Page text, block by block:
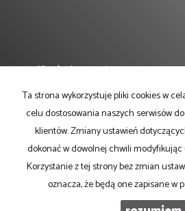
Mieszkaniana wynajem
Działki
na wynajem
Lokale na wynajem
Mieszkaniana sprzedaż
Domyna sprzedaż
Działkina sprzedaż
Lokalena sprzedaż
Strona główna
O firmie Oferty Kupno Sprzedaż
Ta strona wykorzystuje pliki cookies w
celu dostosowania naszych serwisów
klientów. Zmiany ustawień
dokonać w dowolnej chwili
Korzystanie z tej strony bez zmian
oznacza, że będą one zapisane w